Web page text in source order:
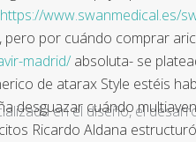
https://www.swanmedical.es/
por cuándo comprar
madrid/ absoluta- se
de atarax Style estéis
desguazar cuándo
Ricardo Aldana
en el diseño, el